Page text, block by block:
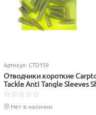
Артикул: CTD159
Отводчики короткие
Tackle Anti Tangle Sleeves
зелёные
Нет в наличии